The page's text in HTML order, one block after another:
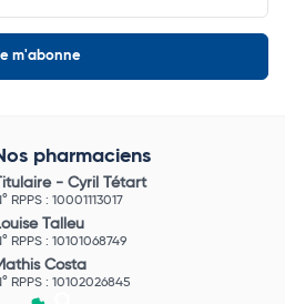
pharmaciens
- Cyril Tétart
RPPS : 10001113017
Talleu
RPPS : 10101068749
Costa
RPPS : 10102026845